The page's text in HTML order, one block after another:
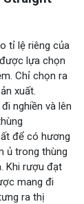
tỉ lệ riêng của
lựa chọn
Chỉ chọn ra
xuất.
nghiền và lên
để có hương
ủ trong thùng
Khi rượu đạt
mang đi
ra thị